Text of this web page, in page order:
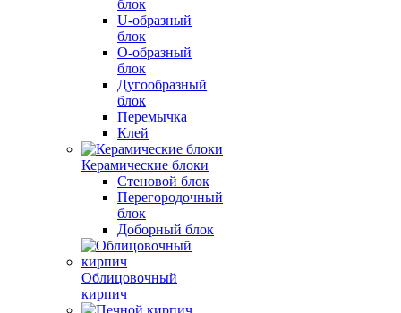
блок
U-образный
блок
О-образный
блок
Дугообразный
блок
Перемычка
Клей
Керамические блоки
Стеновой блок
Перегородочный
блок
Доборный блок
Облицовочный
кирпич